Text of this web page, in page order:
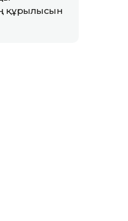
құрылысын